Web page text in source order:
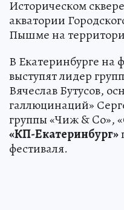
Историческом
акватории
Пышме на
В Екатеринбурге на
выступят лидер
Вячеслав Бутусов,
галлюцинаций»
группы «Чиж & Co»,
«КП-Екатеринбург»
фестиваля.